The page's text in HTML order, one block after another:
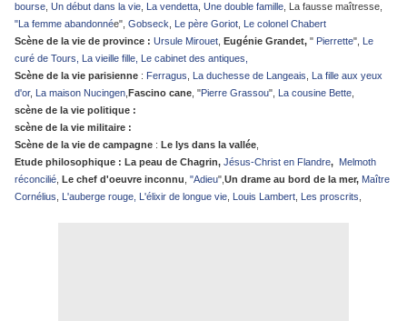
bourse Un début dans la vie La vendetta Une double famille , La fausse maîtresse,
"La femme abandonnée", Gobseck Le père Goriot Le colonel Chabert
Scène de la vie de province : Ursule Mirouet Eugénie Grandet, " Pierrette", Le
curé de Tours, La vieille fille Le cabinet des antiques
Scène de la vie parisienne : Ferragus La duchesse de Langeais
La fille aux yeux
d'or, La maison Nucingen Fascino cane , "Pierre Grassou", La cousine Bette
scène de la vie politique :
scène de la vie militaire :
Scène de la vie de campagne : Le lys dans la vallée
Etude philosophique : La peau de Chagrin, Jésus-Christ en Flandre, Melmoth
réconcilié Le chef d'oeuvre inconnu "Adieu", Un drame au bord de la mer, Maître
Cornélius
L'auberge rouge, L'élixir de longue vie Louis Lambert Les proscrits